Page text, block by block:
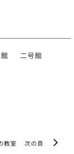
二号館
次の頁
教室